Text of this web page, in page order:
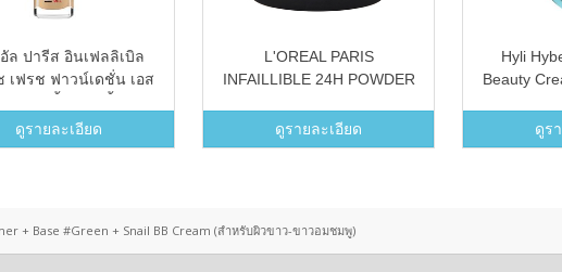
ล ปารีส อินเฟลลิเบิล
เฟรช ฟาวน์เดชั่น เอส
บจ อีแคลท เรเดียนท์ เบจ
ล. L&#039;OREAL
BEIGE 30 ml
ดูรายละเอียด
L'OREAL PARIS
INFAILLIBLE 24H POWDER
VANILLA VANILLE 9 g
ดูรายละเอียด
Hyli
Beauty
ดูร
+ Base #Green + Snail BB Cream (สำหรับผิวขาว-ขาวอมชมพู)